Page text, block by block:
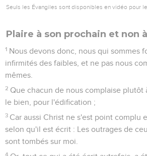
Seuls les Évangiles sont disponibles en vidéo pour le
Plaire à son prochain et non
1 Nous devons donc, nous qui sommes
infirmités des faibles, et ne pas nous
mêmes.
2 Que chacun de nous complaise plutôt
le bien, pour l'édification ;
3 Car aussi Christ ne s'est point complu
selon qu'il est écrit : Les outrages de
sont tombés sur moi.
4